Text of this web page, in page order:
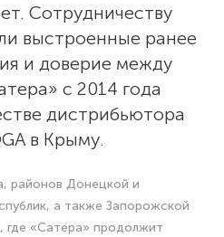
Сотрудничеству
выстроенные ранее
и доверие между
с 2014 года
дистрибьютора
в Крыму.
районов Донецкой и
а также Запорожской
где «Сатера» продолжит